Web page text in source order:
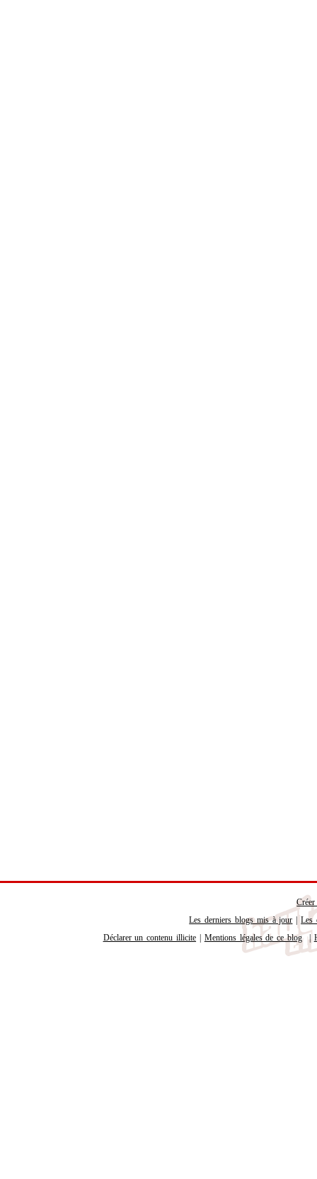
Les derniers blogs mis à jour |Les
Déclarer un contenu illicite
Mentions légales de ce blog |